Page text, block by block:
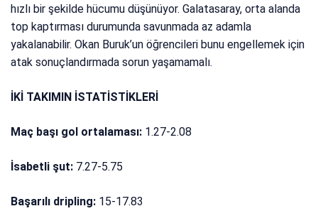
hızlı bir şekilde hücumu düşünüyor. Galatasaray, orta alanda
top kaptırması durumunda savunmada az adamla
yakalanabilir. Okan Buruk’un öğrencileri bunu engellemek için
atak sonuçlandırmada sorun yaşamamalı.
İKİ TAKIMIN İSTATİSTİKLERİ
Maç başı gol ortalaması: 1.27-2.08
İsabetli şut: 7.27-5.75
Başarılı dripling: 15-17.83